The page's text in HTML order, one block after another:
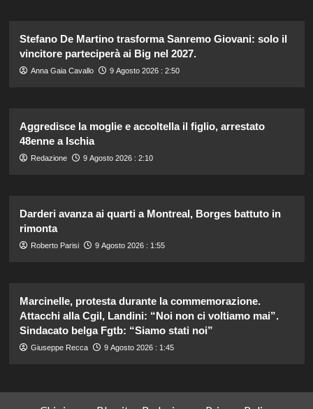
Stefano De Martino trasforma Sanremo Giovani: solo il
vincitore parteciperà ai Big nel 2027.
Anna Gaia Cavallo 9 Agosto 2026 : 2:50
Aggredisce la moglie e accoltella il figlio, arrestato
48enne a Ischia
Redazione 9 Agosto 2026 : 2:10
Darderi avanza ai quarti a Montreal, Borges battuto in
rimonta
Roberto Parisi 9 Agosto 2026 : 1:55
Marcinelle, protesta durante la commemorazione.
Attacchi alla Cgil, Landini: “Noi non ci voltiamo mai”.
Sindacato belga Fgtb: “Siamo stati noi”
Giuseppe Recca 9 Agosto 2026 : 1:45